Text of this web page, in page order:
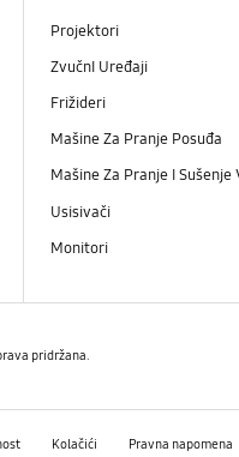
Projektori
ZvučnI Uređaji
Frižideri
Mašine Za Pranje Posuđa
Mašine Za Pranje I Sušenje
Usisivači
Monitori
pridržana.
Kolačići Pravna napomena